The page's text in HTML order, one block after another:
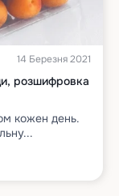
14 Березня 2021
розшифровка
кожен день.